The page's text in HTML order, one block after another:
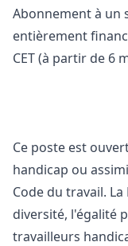
Abonnement à un
entièrement
CET (à partir de 6
Ce poste est
handicap ou
Code du travail.
diversité, l'égalité
travailleurs